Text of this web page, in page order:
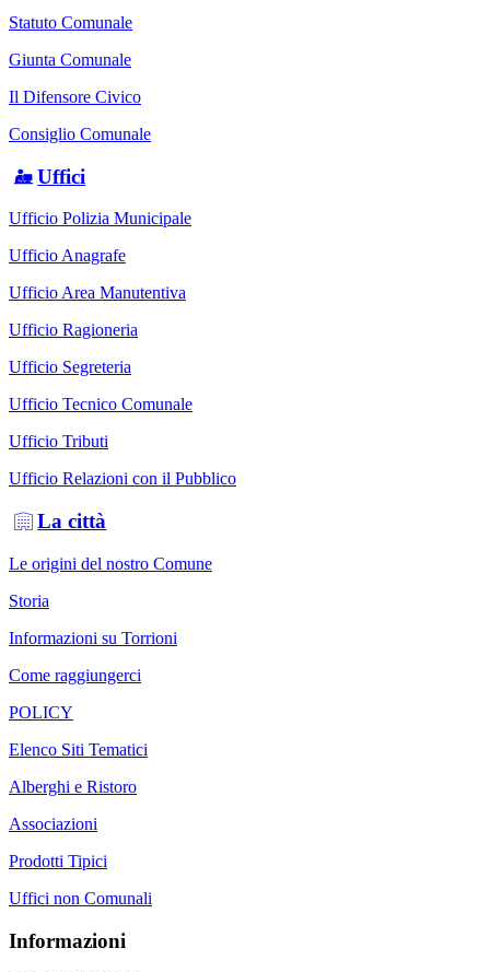
Statuto Comunale
Giunta Comunale
Il Difensore Civico
Consiglio Comunale
Uffici
Ufficio Polizia Municipale
Ufficio Anagrafe
Ufficio Area Manutentiva
Ufficio Ragioneria
Ufficio Segreteria
Ufficio Tecnico Comunale
Ufficio Tributi
Ufficio Relazioni con il Pubblico
La città
Le origini del nostro Comune
Storia
Informazioni su Torrioni
Come raggiungerci
POLICY
Elenco Siti Tematici
Alberghi e Ristoro
Associazioni
Prodotti Tipici
Uffici non Comunali
Informazioni